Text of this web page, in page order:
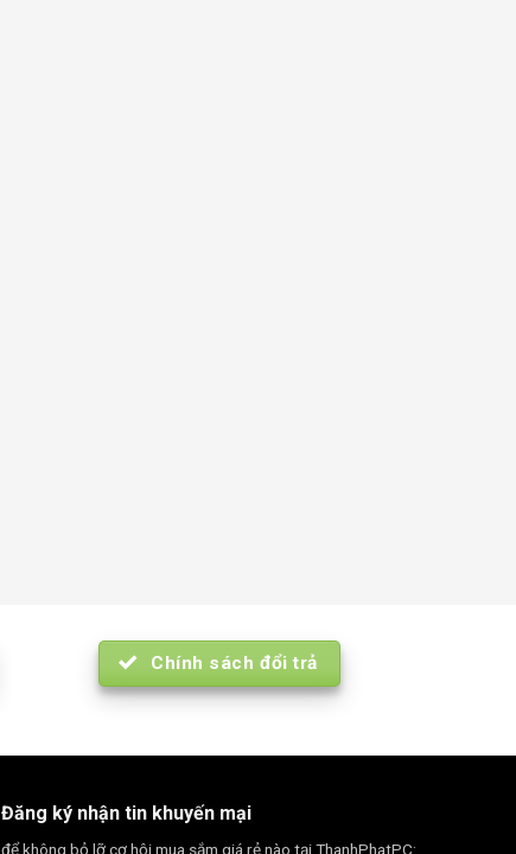
Chính sách đổi trả
Đăng ký nhận tin khuyến mại
để không bỏ lỡ cơ hội mua sắm giá rẻ nào tại ThanhPhatPC: